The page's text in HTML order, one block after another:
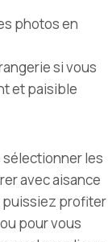
photos en
si vous
et paisible
sélectionner les
avec aisance
puissiez profiter
ou pour vous